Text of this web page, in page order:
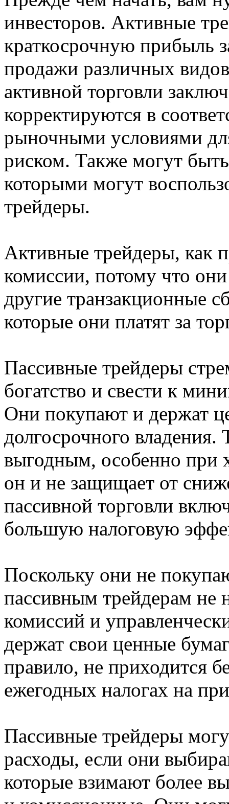
инвесторов. Активные
краткосрочную прибыль
продажи различных
активной торговли
корректируются в
рыночными условиями
риском. Также могут
которыми могут
трейдеры.
Активные трейдеры, как
комиссии, потому что
другие транзакционные
которые они платят за
Пассивные трейдеры
богатство и свести к
Они покупают и держат
долгосрочного
выгодным, особенно при
он и не защищает от
пассивной торговли
большую налоговую
Поскольку они не
пассивным трейдерам не
комиссий и
держат свои ценные
правило, не приходится
ежегодных налогах на
Пассивные трейдеры
расходы, если они
которые взимают более